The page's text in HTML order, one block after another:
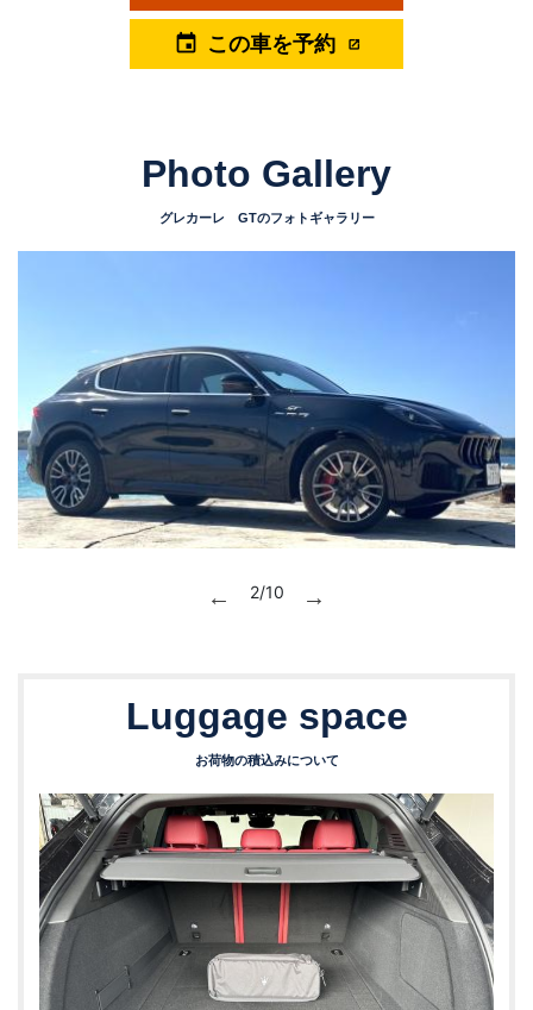
event この車を予約
Photo Gallery
グレカーレ GTのフォトギャラリー
2/10
Luggage space
お荷物の積込みについて